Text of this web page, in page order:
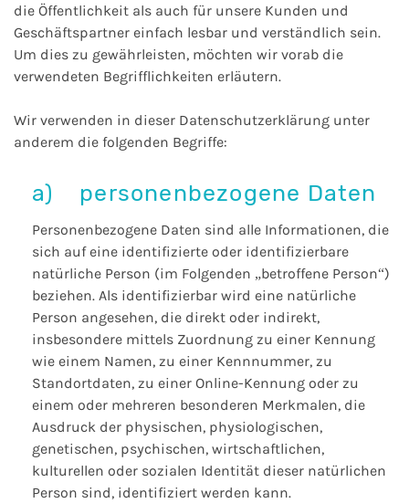
die Öffentlichkeit als auch für unsere Kunden und
Geschäftspartner einfach lesbar und verständlich sein.
Um dies zu gewährleisten, möchten wir vorab die
verwendeten Begrifflichkeiten erläutern.
Wir verwenden in dieser Datenschutzerklärung unter
anderem die folgenden Begriffe:
a) personenbezogene Daten
Personenbezogene Daten sind alle Informationen, die
sich auf eine identifizierte oder identifizierbare
natürliche Person (im Folgenden „betroffene Person“)
beziehen. Als identifizierbar wird eine natürliche
Person angesehen, die direkt oder indirekt,
insbesondere mittels Zuordnung zu einer Kennung
wie einem Namen, zu einer Kennnummer, zu
Standortdaten, zu einer Online-Kennung oder zu
einem oder mehreren besonderen Merkmalen, die
Ausdruck der physischen, physiologischen,
genetischen, psychischen, wirtschaftlichen,
kulturellen oder sozialen Identität dieser natürlichen
Person sind, identifiziert werden kann.